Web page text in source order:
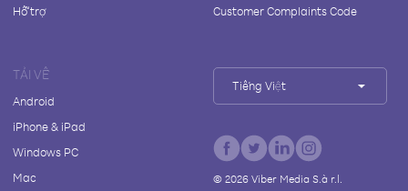
Hỗ trợ
Customer Complaints Code
TẢI VỀ
Android
iPhone & iPad
Windows PC
Mac
Tiếng Việt
© 2026Viber Media S.à r.l.